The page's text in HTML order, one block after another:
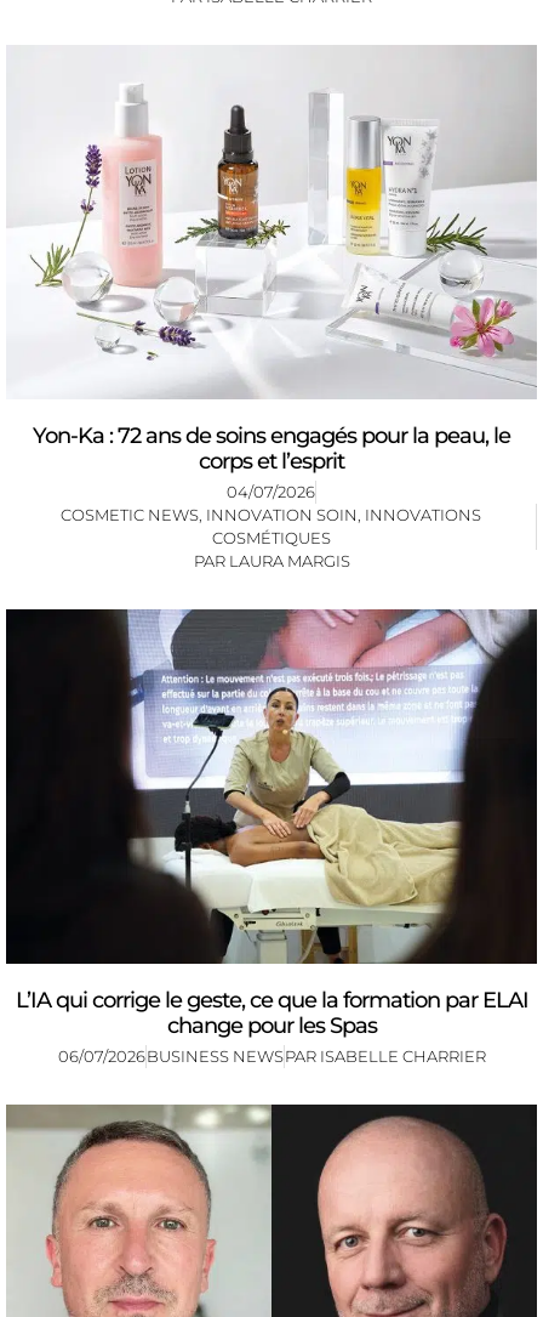
Yon-Ka : 72 ans de soins engagés pour la peau, le
corps et l’esprit
04/07/2026
COSMETIC NEWS, INNOVATION SOIN, INNOVATIONS
COSMÉTIQUES
PAR LAURA MARGIS
L’IA qui corrige le geste, ce que la formation par ELAI
change pour les Spas
06/07/2026BUSINESS NEWSPAR ISABELLE CHARRIER